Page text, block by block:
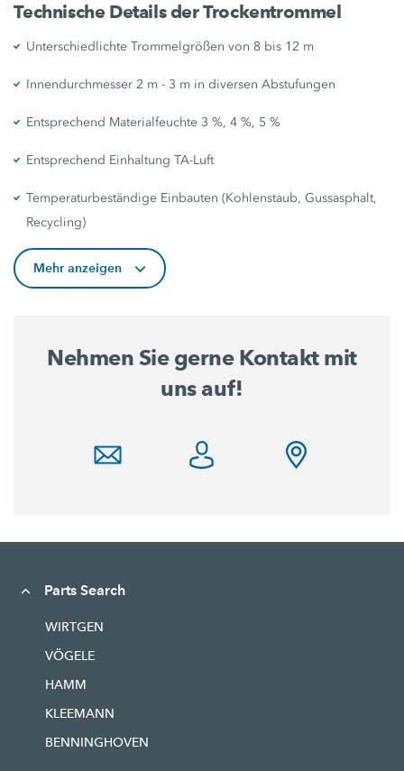
Technische Details der Trockentrommel
Unterschiedlichte Trommelgrößen von 8 bis 12 m
Innendurchmesser 2 m - 3 m in diversen Abstufungen
Entsprechend Materialfeuchte 3 %, 4 %, 5 %
Entsprechend Einhaltung TA-Luft
Temperaturbeständige Einbauten (Kohlenstaub, Gussasphalt,
Recycling)
Mehr anzeigen
Nehmen Sie gerne Kontakt mit
uns auf!
Parts Search
WIRTGEN
VÖGELE
HAMM
KLEEMANN
BENNINGHOVEN